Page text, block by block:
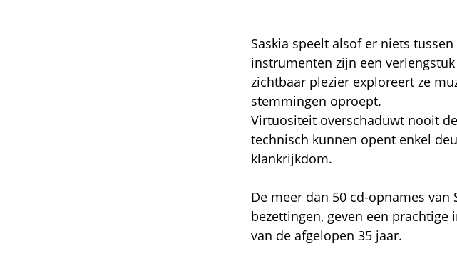
Saskia speelt alsof er niets
instrumenten zijn een
zichtbaar plezier exploreert ze
stemmingen oproept.
Virtuositeit overschaduwt nooit
technisch kunnen opent enkel
klankrijkdom.
De meer dan 50 cd-opnames
bezettingen, geven een prachtige
van de afgelopen 35 jaar.